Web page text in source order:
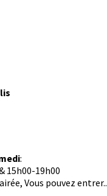
:
15h00-19h00
Vous pouvez entrer..